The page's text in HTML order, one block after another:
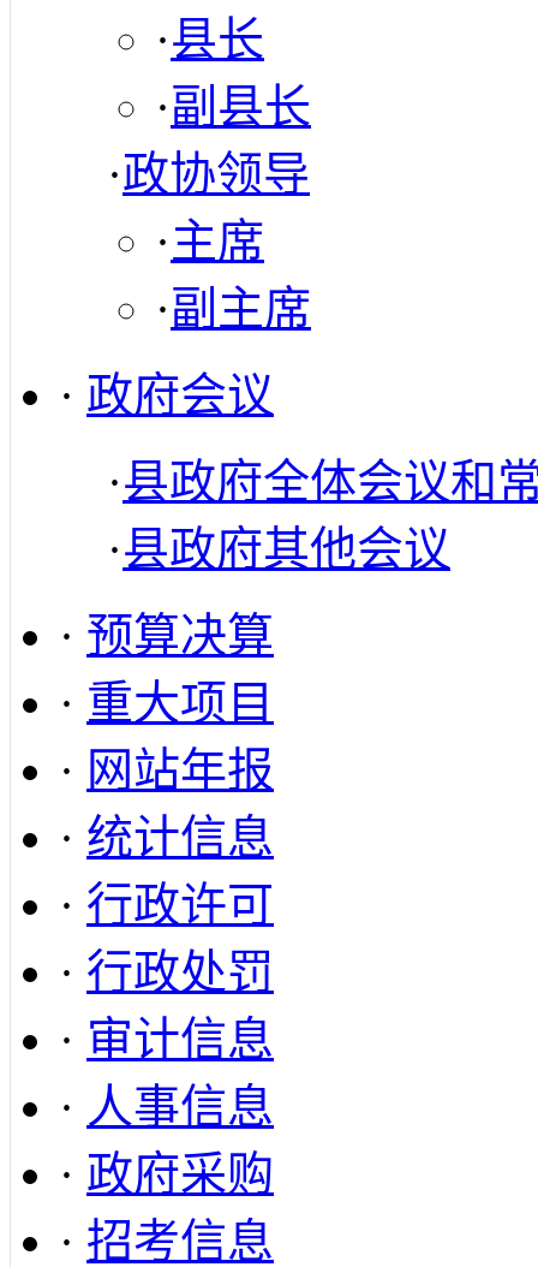
·县长
·副县长
·政协领导
·主席
·副主席
· 政府会议
·县政府全体会议和
·县政府其他会议
· 预算决算
· 重大项目
· 网站年报
· 统计信息
· 行政许可
· 行政处罚
· 审计信息
· 人事信息
· 政府采购
· 招考信息